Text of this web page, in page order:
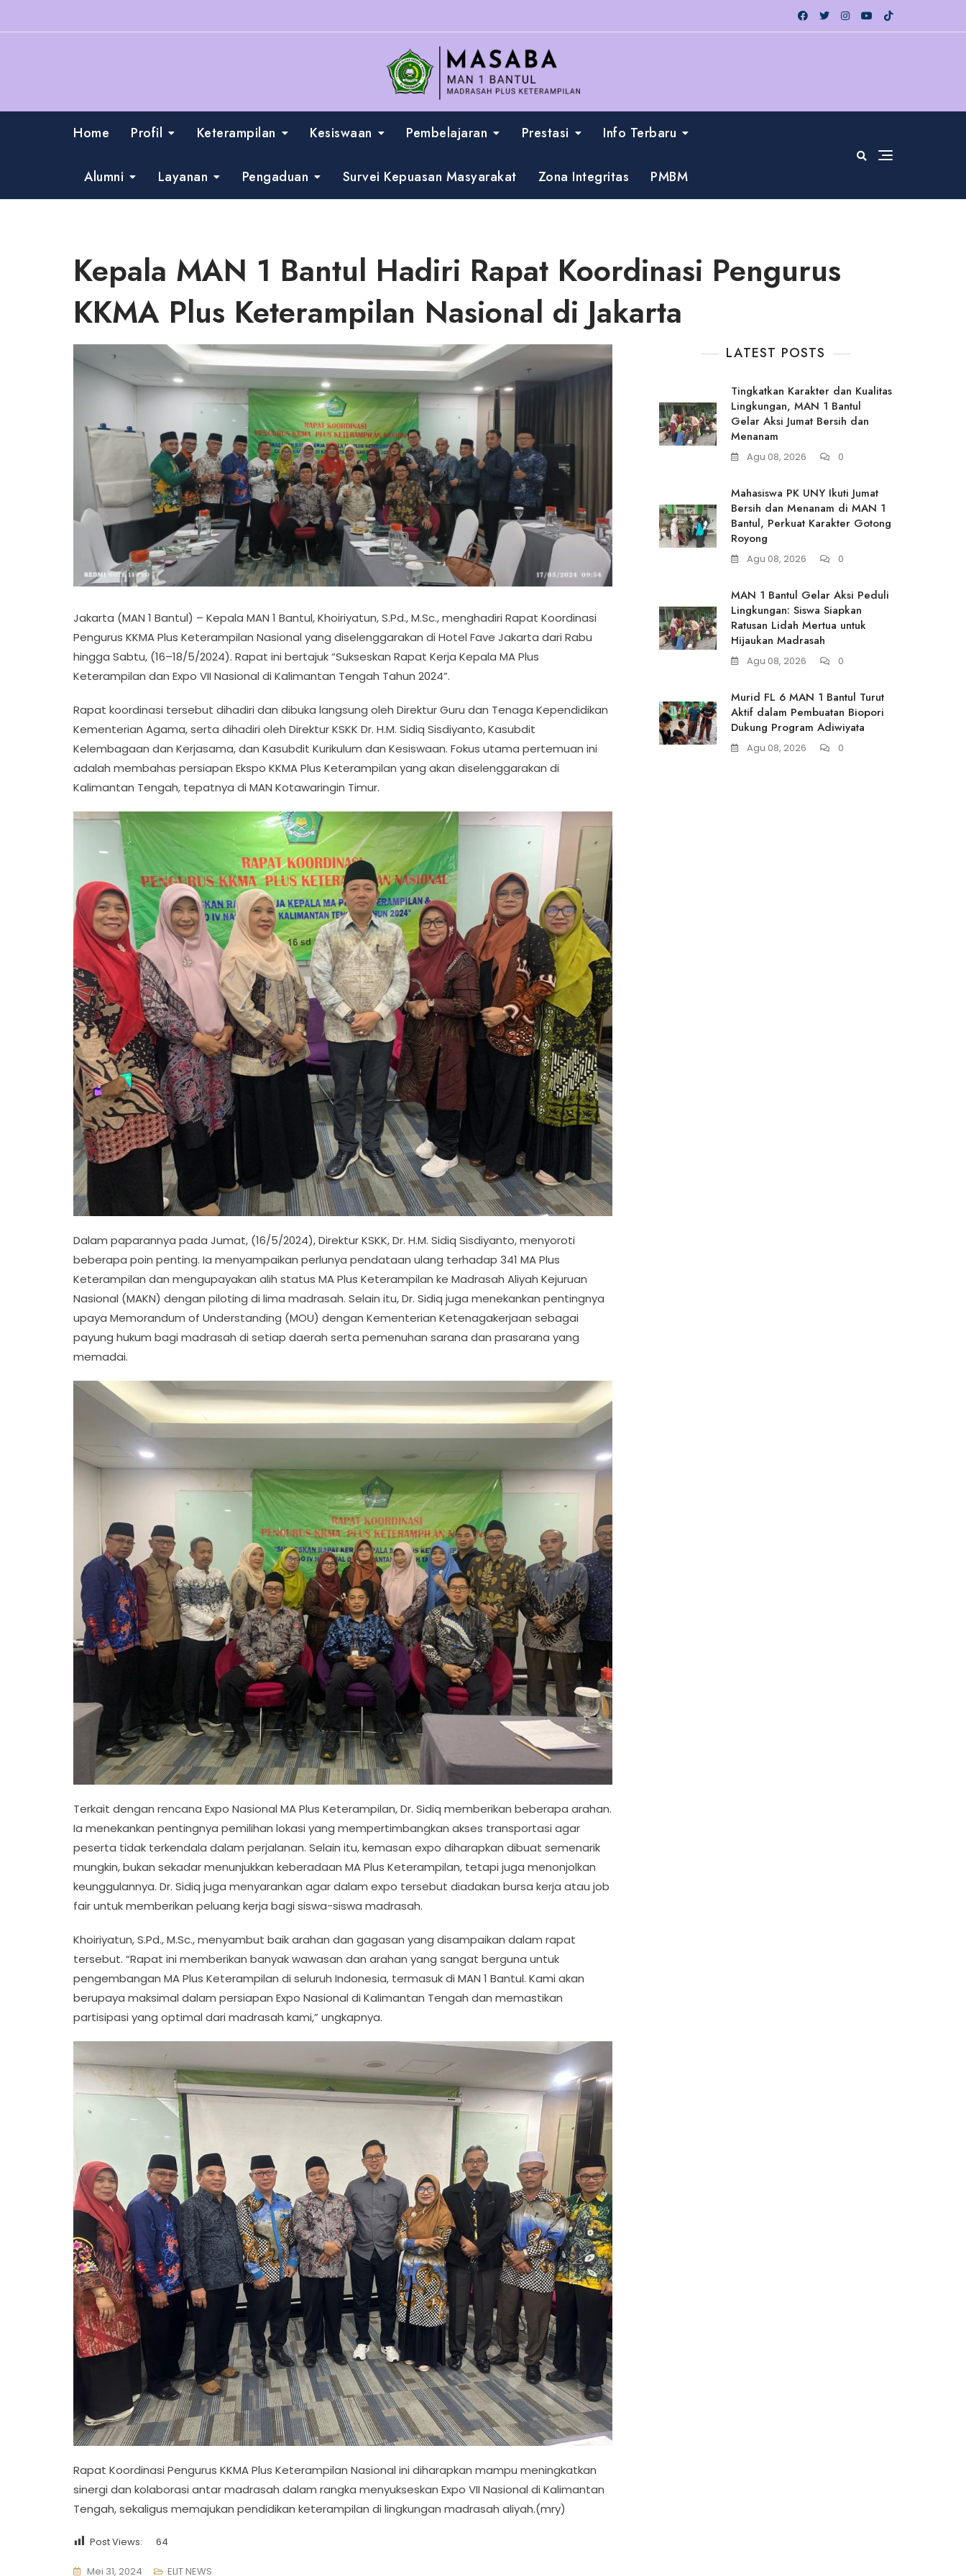
Home Profil Keterampilan Kesiswaan Pembelajaran Prestasi Info Terbaru
Alumni Layanan Pengaduan Survei Kepuasan Masyarakat Zona Integritas PMBM
Kepala MAN 1 Bantul Hadiri Rapat Koordinasi Pengurus
KKMA Plus Keterampilan Nasional di Jakarta
Jakarta (MAN 1 Bantul) – Kepala MAN 1 Bantul, Khoiriyatun, S.Pd., M.Sc., menghadiri Rapat Koordinasi
Pengurus KKMA Plus Keterampilan Nasional yang diselenggarakan di Hotel Fave Jakarta dari Rabu
hingga Sabtu, (16–18/5/2024). Rapat ini bertajuk “Sukseskan Rapat Kerja Kepala MA Plus
Keterampilan dan Expo VII Nasional di Kalimantan Tengah Tahun 2024”.
Rapat koordinasi tersebut dihadiri dan dibuka langsung oleh Direktur Guru dan Tenaga Kependidikan
Kementerian Agama, serta dihadiri oleh Direktur KSKK Dr. H.M. Sidiq Sisdiyanto, Kasubdit
Kelembagaan dan Kerjasama, dan Kasubdit Kurikulum dan Kesiswaan. Fokus utama pertemuan ini
adalah membahas persiapan Ekspo KKMA Plus Keterampilan yang akan diselenggarakan di
Kalimantan Tengah, tepatnya di MAN Kotawaringin Timur.
Dalam paparannya pada Jumat, (16/5/2024), Direktur KSKK, Dr. H.M. Sidiq Sisdiyanto, menyoroti
beberapa poin penting. Ia menyampaikan perlunya pendataan ulang terhadap 341 MA Plus
Keterampilan dan mengupayakan alih status MA Plus Keterampilan ke Madrasah Aliyah Kejuruan
Nasional (MAKN) dengan piloting di lima madrasah. Selain itu, Dr. Sidiq juga menekankan pentingnya
upaya Memorandum of Understanding (MOU) dengan Kementerian Ketenagakerjaan sebagai
payung hukum bagi madrasah di setiap daerah serta pemenuhan sarana dan prasarana yang
memadai.
Terkait dengan rencana Expo Nasional MA Plus Keterampilan, Dr. Sidiq memberikan beberapa arahan.
Ia menekankan pentingnya pemilihan lokasi yang mempertimbangkan akses transportasi agar
peserta tidak terkendala dalam perjalanan. Selain itu, kemasan expo diharapkan dibuat semenarik
mungkin, bukan sekadar menunjukkan keberadaan MA Plus Keterampilan, tetapi juga menonjolkan
keunggulannya. Dr. Sidiq juga menyarankan agar dalam expo tersebut diadakan bursa kerja atau job
fair untuk memberikan peluang kerja bagi siswa-siswa madrasah.
Khoiriyatun, S.Pd., M.Sc., menyambut baik arahan dan gagasan yang disampaikan dalam rapat
tersebut. “Rapat ini memberikan banyak wawasan dan arahan yang sangat berguna untuk
pengembangan MA Plus Keterampilan di seluruh Indonesia, termasuk di MAN 1 Bantul. Kami akan
berupaya maksimal dalam persiapan Expo Nasional di Kalimantan Tengah dan memastikan
partisipasi yang optimal dari madrasah kami,” ungkapnya.
Rapat Koordinasi Pengurus KKMA Plus Keterampilan Nasional ini diharapkan mampu meningkatkan
sinergi dan kolaborasi antar madrasah dalam rangka menyukseskan Expo VII Nasional di Kalimantan
Tengah, sekaligus memajukan pendidikan keterampilan di lingkungan madrasah aliyah.(mry)
Post Views: 64
Mei 31, 2024 ELIT NEWS
LATEST POSTS
Tingkatkan Karakter dan Kualitas
Lingkungan, MAN 1 Bantul
Gelar Aksi Jumat Bersih dan
Menanam
Agu 08, 2026 0
Mahasiswa PK UNY Ikuti Jumat
Bersih dan Menanam di MAN 1
Bantul, Perkuat Karakter Gotong
Royong
Agu 08, 2026 0
MAN 1 Bantul Gelar Aksi Peduli
Lingkungan: Siswa Siapkan
Ratusan Lidah Mertua untuk
Hijaukan Madrasah
Agu 08, 2026 0
Murid FL 6 MAN 1 Bantul Turut
Aktif dalam Pembuatan Biopori
Dukung Program Adiwiyata
Agu 08, 2026 0